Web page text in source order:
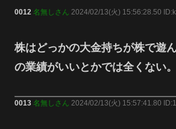
0012 名無しさん 2024/02/13(火) 15:56:28.50
株はどっかの大金持ちが株で遊
の業績がいいとかでは全くない。
0013 名無しさん 2024/02/13(火) 15:57:41.80